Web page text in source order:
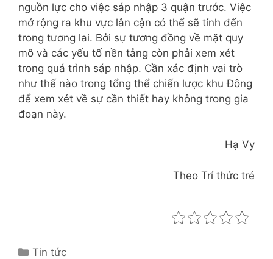
nguồn lực cho việc sáp nhập 3 quận trước. Việc
mở rộng ra khu vực lân cận có thể sẽ tính đến
trong tương lai. Bởi sự tương đồng về mặt quy
mô và các yếu tố nền tảng còn phải xem xét
trong quá trình sáp nhập. Cần xác định vai trò
như thế nào trong tổng thể chiến lược khu Đông
để xem xét về sự cần thiết hay không trong gia
đoạn này.
Hạ Vy
Theo Trí thức trẻ
C
Tin tức